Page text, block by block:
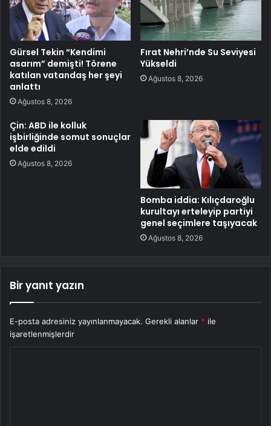
Gürsel Tekin “Kendimi
asarım” demişti! Törene
katılan vatandaş her şeyi
anlattı
Ağustos 8, 2026
Fırat Nehri’nde Su Seviyesi
Yükseldi
Ağustos 8, 2026
Çin: ABD ile kolluk
işbirliğinde somut sonuçlar
elde edildi
Ağustos 8, 2026
Bomba iddia: Kılıçdaroğlu
kurultayı erteleyip partiyi
genel seçimlere taşıyacak
Ağustos 8, 2026
Bir yanıt yazın
E-posta adresiniz yayınlanmayacak. Gerekli alanlar * ile
işaretlenmişlerdir